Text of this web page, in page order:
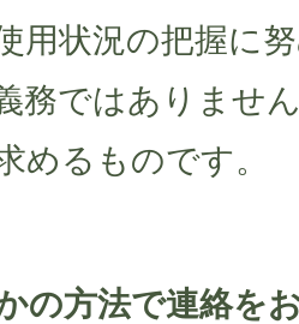
用状況の把握に
務ではありませ
めるものです。
の方法で連絡を